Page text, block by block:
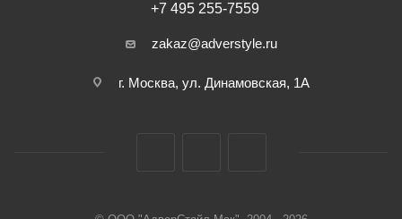
+7 495 255-7559
zakaz@adverstyle.ru
г. Москва, ул. Динамовская, 1А